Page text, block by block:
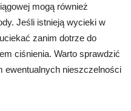
mogą również
Jeśli istnieją wycieki w
zanim dotrze do
ciśnienia. Warto sprawdzić
ewentualnych nieszczelności